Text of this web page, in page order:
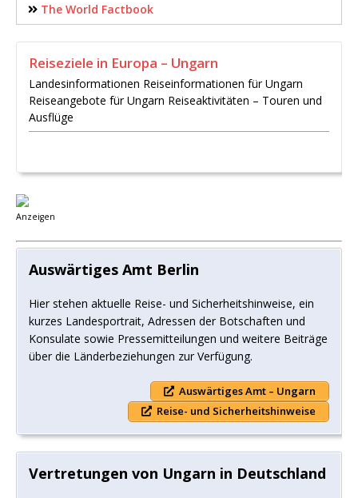
The World Factbook
Reiseziele in Europa – Ungarn
Landesinformationen Reiseinformationen für Ungarn
Reiseangebote für Ungarn Reiseaktivitäten – Touren und
Ausflüge
Anzeigen
Auswärtiges Amt Berlin
Hier stehen aktuelle Reise- und Sicherheitshinweise, ein
kurzes Landesportrait, Adressen der Botschaften und
Konsulate sowie Pressemitteilungen und weitere Beiträge
über die Länderbeziehungen zur Verfügung.
Auswärtiges Amt – Ungarn
Reise- und Sicherheitshinweise
Vertretungen von Ungarn in Deutschland